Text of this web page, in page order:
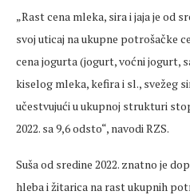
„Rast cena mleka, sira i jaja je od
svoj uticaj na ukupne potrošačke
cena jogurta (jogurt, voćni jogurt,
kiselog mleka, kefira i sl., svežeg
učestvujući u ukupnoj strukturi
2022. sa 9,6 odsto“, navodi RZS.
Suša od sredine 2022. znatno je
hleba i žitarica na rast ukupnih